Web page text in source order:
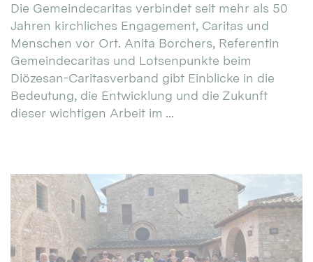
Die Gemeindecaritas verbindet seit mehr als 50
Jahren kirchliches Engagement, Caritas und
Menschen vor Ort. Anita Borchers, Referentin
Gemeindecaritas und Lotsenpunkte beim
Diözesan-Caritasverband gibt Einblicke in die
Bedeutung, die Entwicklung und die Zukunft
dieser wichtigen Arbeit im ...